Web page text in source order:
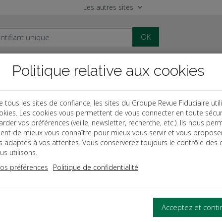
Les autres sites
OK
Groupes de PME
s’organise un
TRAITE DES AVANTAGES LIÉS À LA CONSTITUTION
LES ANGLES JURIDIQUE, FISCAL, COMPTABLE ET
ouvrage :
Politique relative aux cookies
tous les sites de confiance, les sites du Groupe Revue Fiduciaire
Les cookies vous permettent de vous connecter en toute
vos préférences (veille, newsletter, recherche, etc.). Ils nous
de mieux vous connaître pour mieux vous servir et vous
adaptés à vos attentes. Vous conserverez toujours le contrôle des
utilisons.
préférences
Politique de confidentialité
Acceptez et